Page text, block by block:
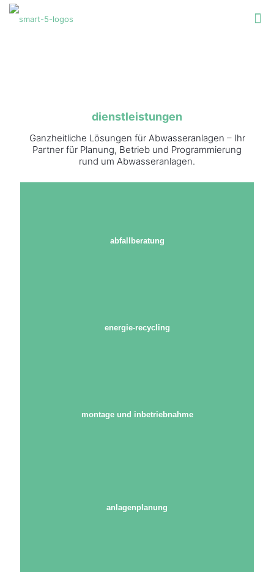
dienstleistungen
Ganzheitliche Lösungen für Abwasseranlagen – Ihr
Partner für Planung, Betrieb und Programmierung
rund um Abwasseranlagen.
abfallberatung
energie-recycling
montage und inbetriebnahme
anlagenplanung